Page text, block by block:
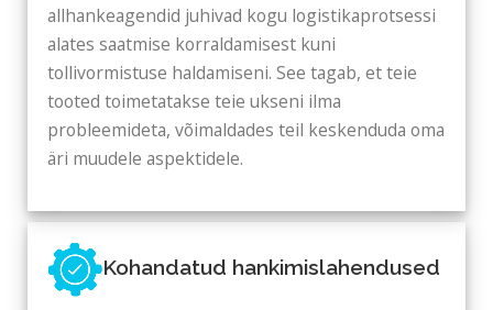
allhankeagendid juhivad kogu logistikaprotsessi
alates saatmise korraldamisest kuni
tollivormistuse haldamiseni. See tagab, et teie
tooted toimetatakse teie ukseni ilma
probleemideta, võimaldades teil keskenduda oma
äri muudele aspektidele.
Kohandatud hankimislahendused